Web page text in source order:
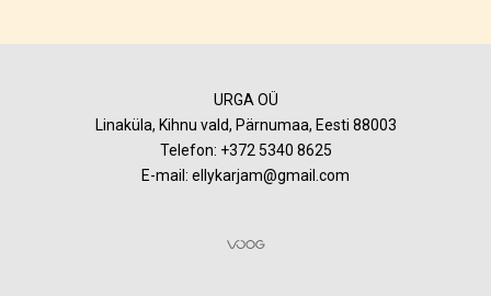
URGA OÜ
Linaküla, Kihnu vald, Pärnumaa, Eesti 88003
Telefon: +372 5340 8625
E-mail: ellykarjam@gmail.com